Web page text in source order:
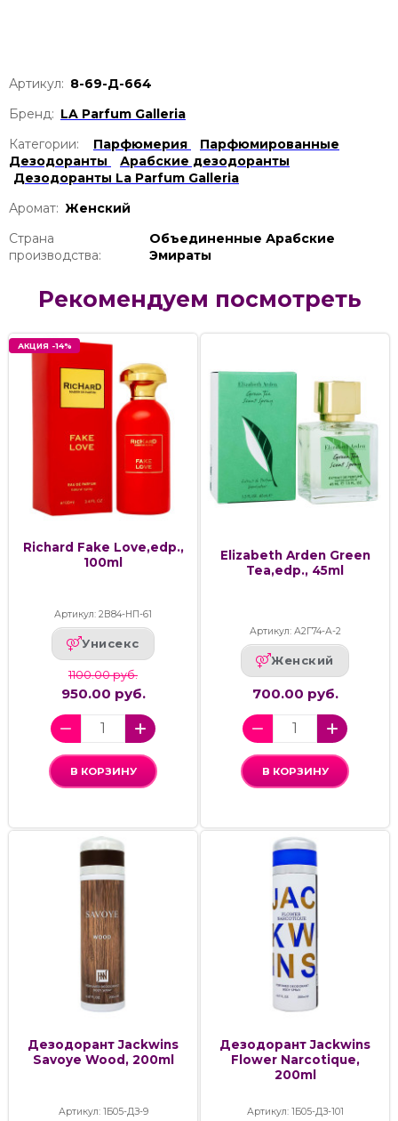
Артикул: 8-69-Д-664
Бренд: LA Parfum Galleria
Категории:
Парфюмерия
Парфюмированные
Дезодоранты
Арабские дезодоранты
Дезодоранты La Parfum Galleria
Аромат: Женский
Страна
производства:
Объединенные Арабские
Эмираты
Рекомендуем посмотреть
АКЦИЯ -14%
Richard Fake Love,edp.,
100ml
Артикул: 2В84-НП-61
Унисекс
1100.00 руб.
950.00 руб.
В КОРЗИНУ
Elizabeth Arden Green
Tea,edp., 45ml
Артикул: А2Г74-А-2
Женский
700.00 руб.
В КОРЗИНУ
Дезодорант Jackwins
Savoye Wood, 200ml
Артикул: 1Б05-ДЗ-9
Дезодорант Jackwins
Flower Narcotique,
200ml
Артикул: 1Б05-ДЗ-101